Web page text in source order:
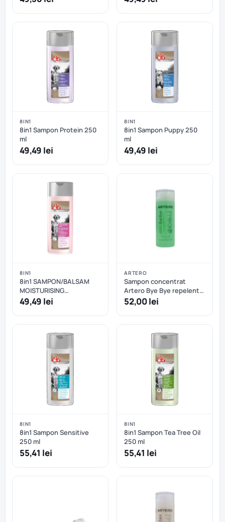
8IN1
8in1 Sampon Protein 250
ml
49,49 lei
8IN1
8in1 Sampon Puppy 250
ml
49,49 lei
8IN1
8in1 SAMPON/BALSAM
MOISTURISING
CONDITIONING 250 ML
49,49 lei
ARTERO
Sampon concentrat
Artero Bye Bye repelent
si antiparazitant pentru
caini - 100 ml
52,00 lei
8IN1
8in1 Sampon Sensitive
250 ml
55,41 lei
8IN1
8in1 Sampon Tea Tree Oil
250 ml
55,41 lei